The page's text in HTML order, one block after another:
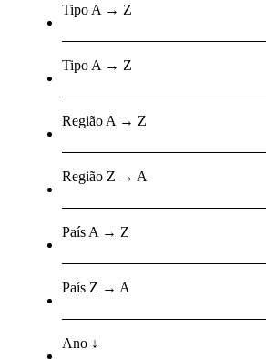
Tipo A → Z
Tipo A → Z
Região A → Z
Região Z → A
País A → Z
País Z → A
Ano ↓